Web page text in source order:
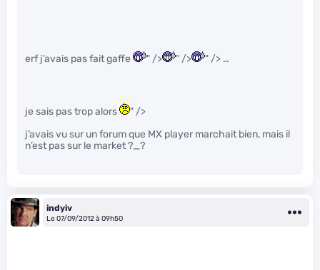
erf j’avais pas fait gaffe " /> " /> " /> …
je sais pas trop alors
" />
j’avais vu sur un forum que MX player marchait bien, mais il
n’est pas sur le market ?_?
indyiv
Le 07/09/2012 à 09h50